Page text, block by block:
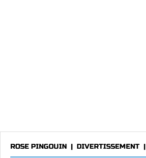
ROSE PINGOUIN | DIVERTISSEMENT |